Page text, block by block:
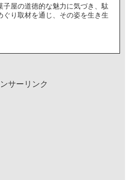
子屋の道徳的な魅力に気づき、駄
ぐり取材を通じ、その姿を生き生
サーリンク